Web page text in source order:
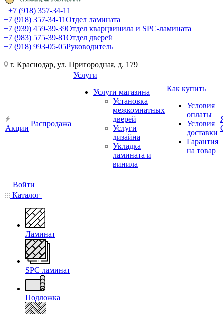
+7 (918) 357-34-11
+7 (918) 357-34-11Отдел ламината
+7 (939) 459-39-39Отдел кварцвинила и SPC-ламината
+7 (983) 575-39-81Отдел дверей
+7 (918) 993-05-05Руководитель
г. Краснодар, ул. Пригородная, д. 179
Акции
Распродажа
Услуги
Услуги магазина
Установка
межкомнатных
дверей
Услуги
дизайна
Укладка
ламината и
винила
Как купить
Условия
оплаты
Условия
доставки
Гарантия
на товар
Войти
Каталог
Ламинат
SPC ламинат
Подложка